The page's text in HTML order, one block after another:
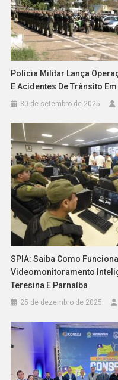
Polícia Militar Lança
E Acidentes De Trânsito
30 de setembro de 2025
SPIA: Saiba Como
Videomonitoramento
Teresina E Parnaíba
25 de dezembro de 2025